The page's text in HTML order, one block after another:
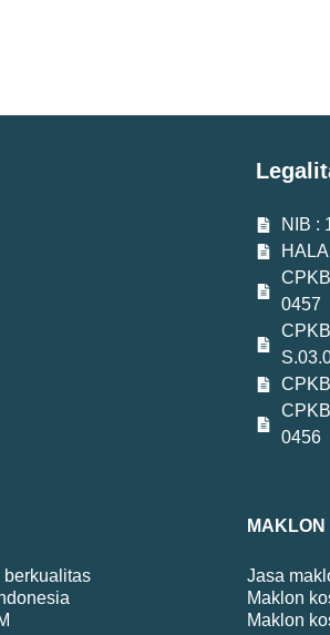
NIB :
0457
0456
berkualitas
Jasa
Maklon
Maklon